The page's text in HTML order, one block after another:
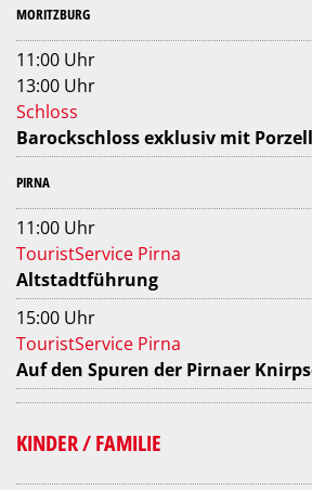
MORITZBURG
11:00 Uhr
13:00 Uhr
Schloss
Barockschloss exklusiv mit
PIRNA
11:00 Uhr
TouristService Pirna
Altstadtführung
15:00 Uhr
TouristService Pirna
Auf den Spuren der Pirnaer
KINDER / FAMILIE